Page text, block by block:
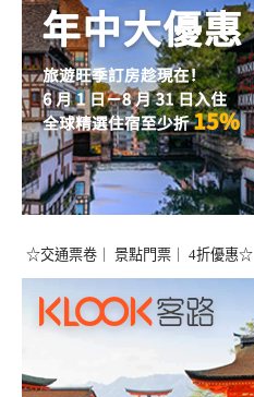
☆交通票卷｜ 景點門票｜ 4折優惠☆